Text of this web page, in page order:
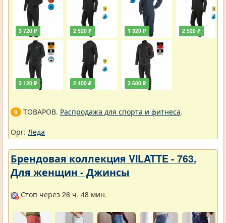
3 720 ₽
3 120 ₽
2 520 ₽
2 400 ₽
1 320 ₽
3 600 ₽
2 520 ₽
9 ТОВАРОВ. Распродажа для спорта и фитнеса.
Орг: Леда
Брендовая коллекция VILATTE - 763.
Для женщин - Джинсы
Стоп через 26 ч. 48 мин.